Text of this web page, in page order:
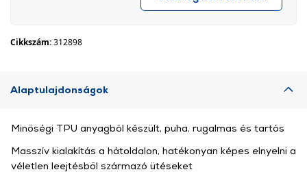
Cikkszám:312898
Alaptulajdonságok
Minőségi TPU anyagból készült, puha, rugalmas és tartós
Masszív kialakítás a hátoldalon, hatékonyan képes elnyelni a
véletlen leejtésből származó ütéseket